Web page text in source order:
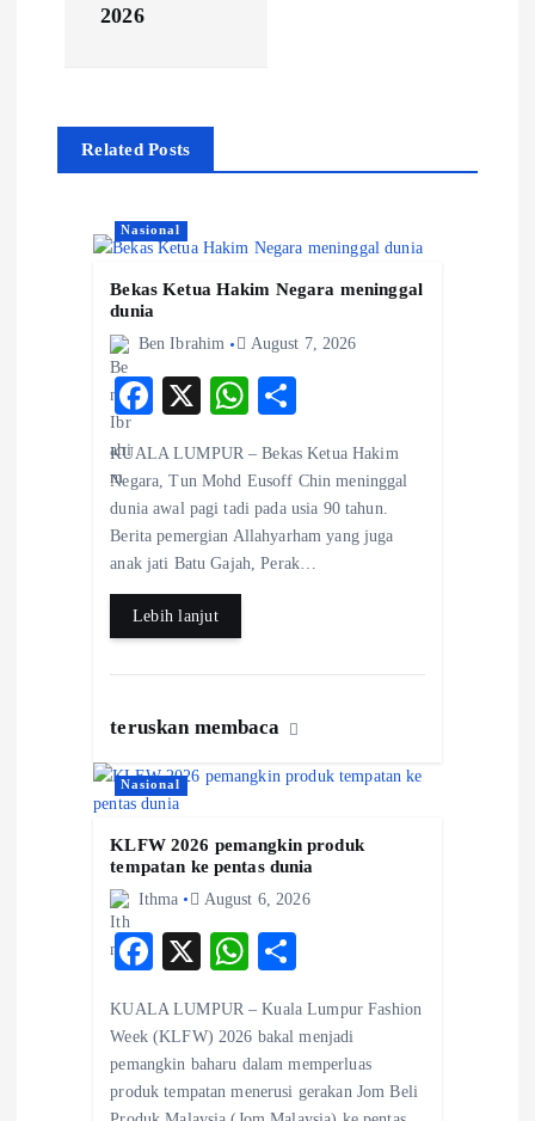
a
v
2026
Related Posts
Nasional
Bekas Ketua Hakim Negara meninggal
dunia
Ben Ibrahim August 7, 2026
F
eb
o
o
k
X
W
ts
A
p
re
KUALA LUMPUR – Bekas Ketua Hakim
Negara, Tun Mohd Eusoff Chin meninggal
dunia awal pagi tadi pada usia 90 tahun.
Berita pemergian Allahyarham yang juga
anak jati Batu Gajah, Perak…
Lebih lanjut
teruskan membaca
Nasional
KLFW 2026 pemangkin produk
tempatan ke pentas dunia
Ithma August 6, 2026
F
eb
o
o
X
W
ts
A
p
re
KUALA LUMPUR – Kuala Lumpur Fashion
Week (KLFW) 2026 bakal menjadi
pemangkin baharu dalam memperluas
produk tempatan menerusi gerakan Jom Beli